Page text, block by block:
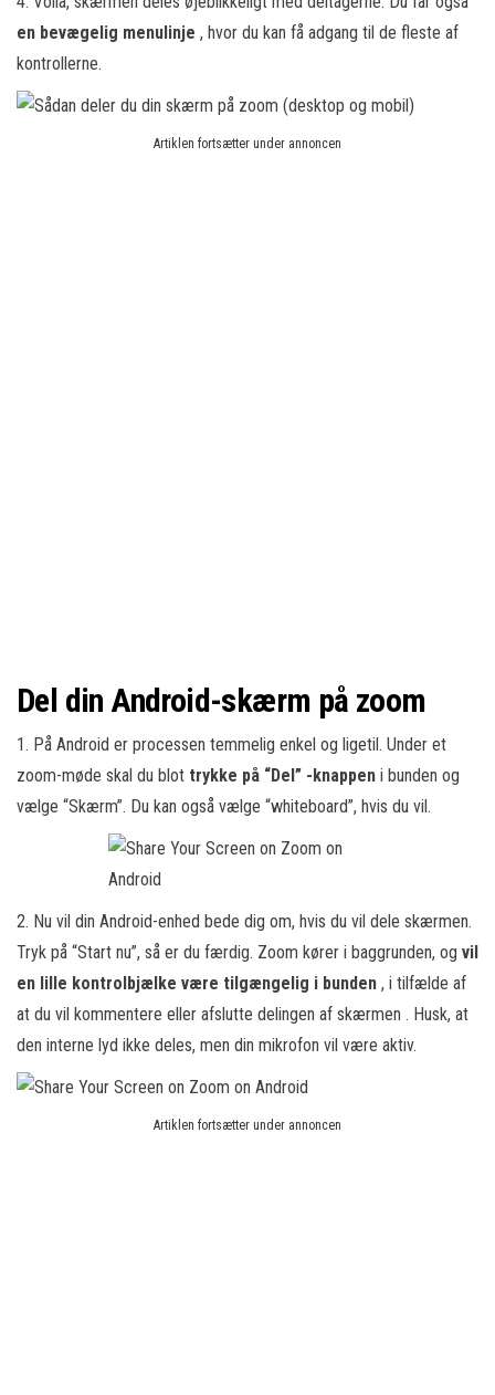
en bevægelig menulinje , hvor du kan få adgang til de fleste af
kontrollerne.
Artiklen fortsætter under annoncen
Del din Android-skærm på zoom
1. På Android er processen temmelig enkel og ligetil. Under et
zoom-møde skal du blot trykke på “Del” -knappen i bunden og
vælge “Skærm”. Du kan også vælge “whiteboard”, hvis du vil.
2. Nu vil din Android-enhed bede dig om, hvis du vil dele skærmen.
Tryk på “Start nu”, så er du færdig. Zoom kører i baggrunden, og vil
en lille kontrolbjælke være tilgængelig i bunden , i tilfælde af
at du vil kommentere eller afslutte delingen af ​​skærmen . Husk, at
den interne lyd ikke deles, men din mikrofon vil være aktiv.
Artiklen fortsætter under annoncen